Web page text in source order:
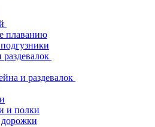
плаванию
раздевалок
и раздевалок
и полки